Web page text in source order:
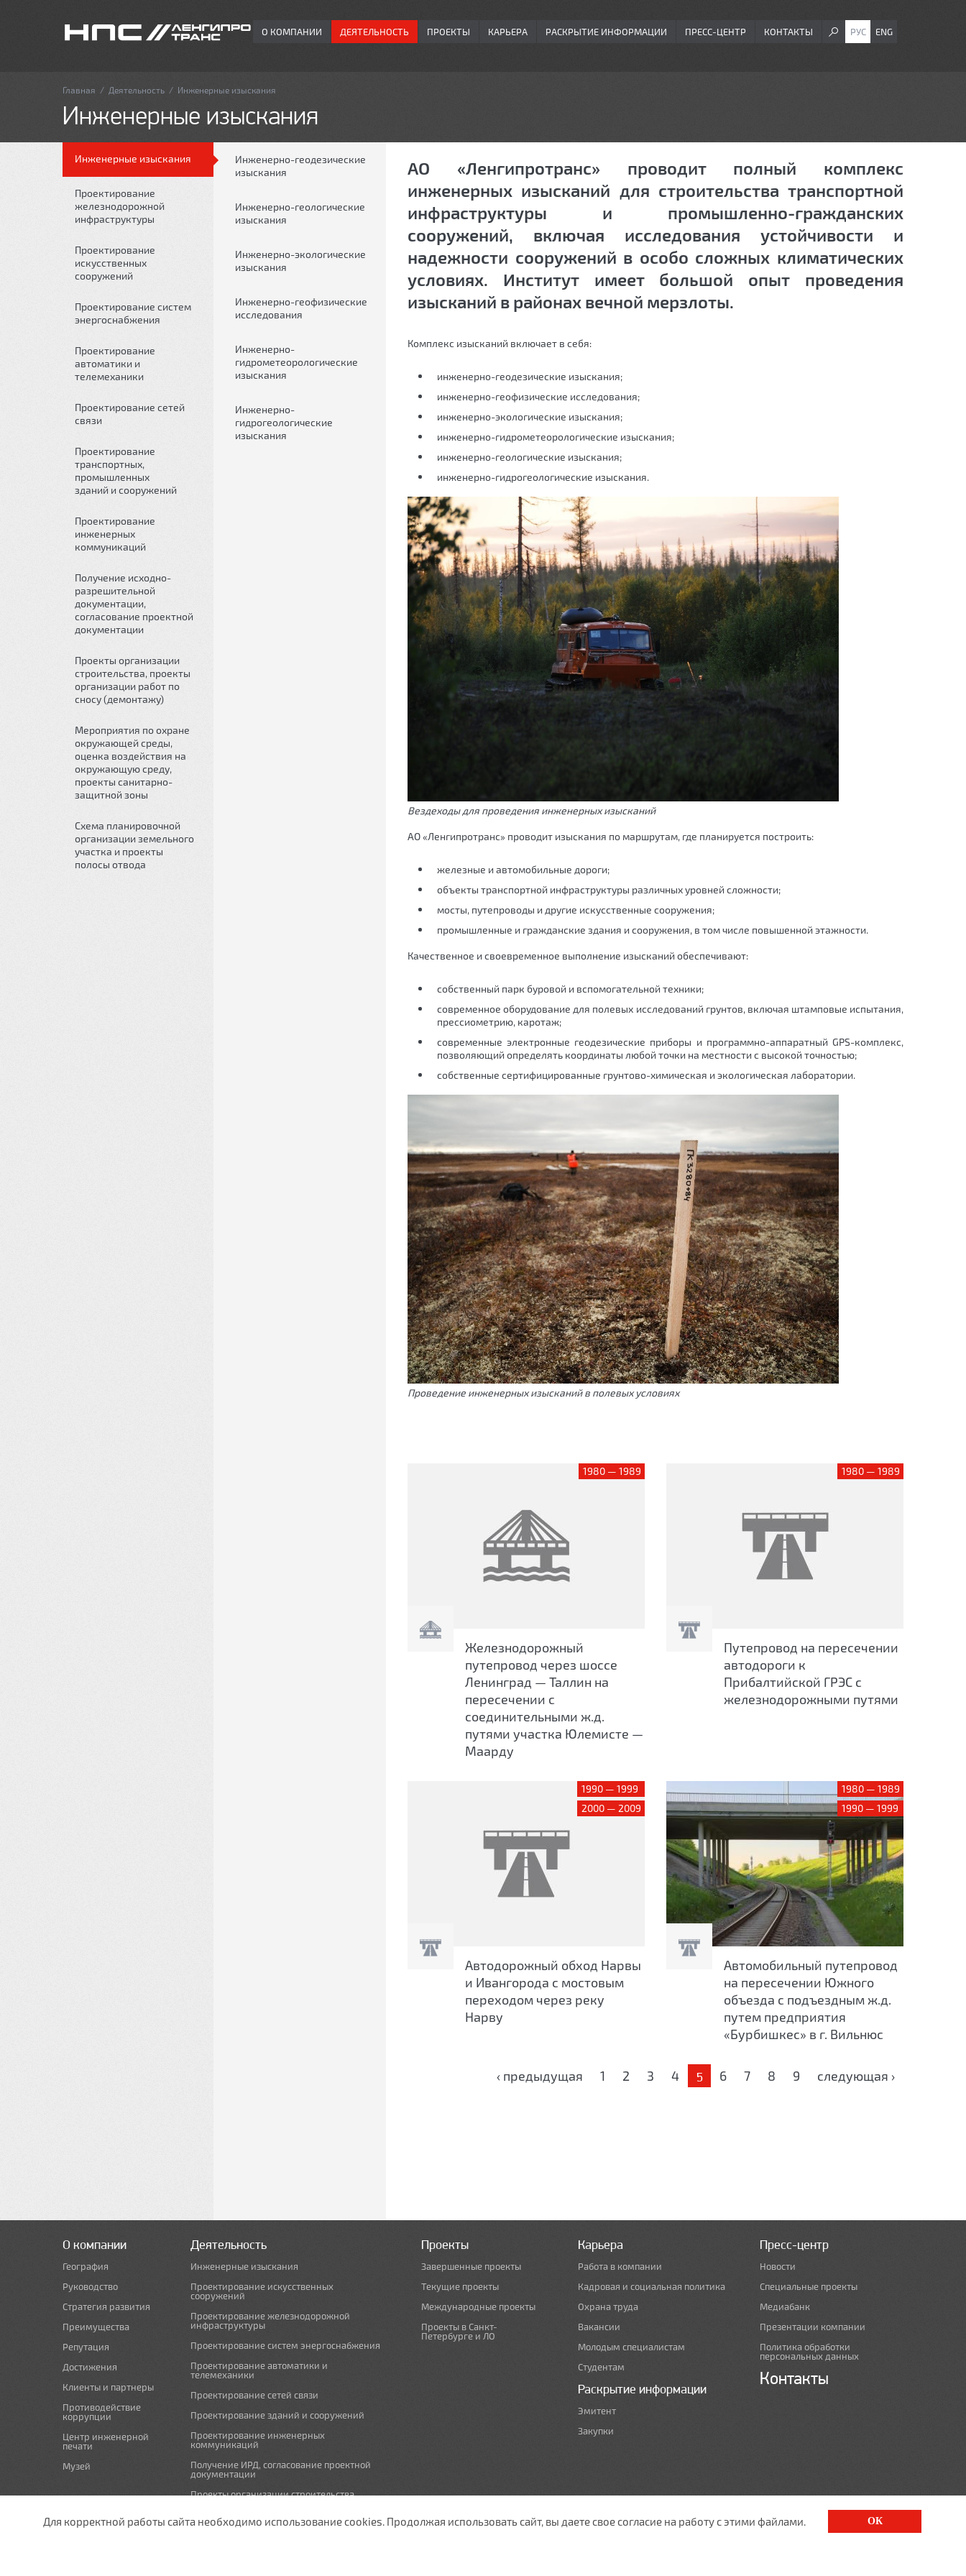
О КОМПАНИИ ДЕЯТЕЛЬНОСТЬ ПРОЕКТЫ КАРЬЕРА РАСКРЫТИЕ ИНФОРМАЦИИ ПРЕСС-ЦЕНТР КОНТАКТЫ РУС ENG
Главная / Деятельность / Инженерные изыскания
Инженерные изыскания
Инженерные изыскания
Проектирование
железнодорожной
инфраструктуры
Проектирование
искусственных
сооружений
Проектирование систем
энергоснабжения
Проектирование
автоматики и
телемеханики
Проектирование сетей
связи
Проектирование
транспортных,
промышленных
зданий и сооружений
Проектирование
инженерных
коммуникаций
Получение исходно-
разрешительной
документации,
согласование проектной
документации
Проекты организации
строительства, проекты
организации работ по
сносу (демонтажу)
Мероприятия по охране
окружающей среды,
оценка воздействия на
окружающую среду,
проекты санитарно-
защитной зоны
Схема планировочной
организации земельного
участка и проекты
полосы отвода
Инженерно-геодезические
изыскания
Инженерно-геологические
изыскания
Инженерно-экологические
изыскания
Инженерно-геофизические
исследования
Инженерно-
гидрометеорологические
изыскания
Инженерно-
гидрогеологические
изыскания
АО «Ленгипротранс» проводит полный комплекс
инженерных изысканий для строительства транспортной
инфраструктуры и промышленно-гражданских
сооружений, включая исследования устойчивости и
надежности сооружений в особо сложных климатических
условиях. Институт имеет большой опыт проведения
изысканий в районах вечной мерзлоты.
Комплекс изысканий включает в себя:
инженерно-геодезические изыскания;
инженерно-геофизические исследования;
инженерно-экологические изыскания;
инженерно-гидрометеорологические изыскания;
инженерно-геологические изыскания;
инженерно-гидрогеологические изыскания.
Вездеходы для проведения инженерных изысканий
АО «Ленгипротранс» проводит изыскания по маршрутам, где планируется построить:
железные и автомобильные дороги;
объекты транспортной инфраструктуры различных уровней сложности;
мосты, путепроводы и другие искусственные сооружения;
промышленные и гражданские здания и сооружения, в том числе повышенной этажности.
Качественное и своевременное выполнение изысканий обеспечивают:
собственный парк буровой и вспомогательной техники;
современное оборудование для полевых исследований грунтов, включая штамповые испытания,
прессиометрию, каротаж;
современные электронные геодезические приборы и программно-аппаратный GPS-комплекс,
позволяющий определять координаты любой точки на местности с высокой точностью;
собственные сертифицированные грунтово-химическая и экологическая лаборатории.
Проведение инженерных изысканий в полевых условиях
1980 — 1989
Железнодорожный
путепровод через шоссе
Ленинград — Таллин на
пересечении с
соединительными ж.д.
путями участка Юлемисте —
Маарду
1980 — 1989
Путепровод на пересечении
автодороги к
Прибалтийской ГРЭС с
железнодорожными путями
1990 — 1999
2000 — 2009
Автодорожный обход Нарвы
и Ивангорода с мостовым
переходом через реку
Нарву
1980 — 1989
1990 — 1999
Автомобильный путепровод
на пересечении Южного
объезда с подъездным ж.д.
путем предприятия
«Бурбишкес» в г. Вильнюс
‹ предыдущая 1 2 3 4 5 6 7 8 9 следующая ›
О компании
География
Руководство
Стратегия развития
Преимущества
Репутация
Достижения
Клиенты и партнеры
Противодействие
коррупции
Центр инженерной
печати
Музей
Деятельность
Инженерные изыскания
Проектирование искусственных
сооружений
Проектирование железнодорожной
инфраструктуры
Проектирование систем энергоснабжения
Проектирование автоматики и
телемеханики
Проектирование сетей связи
Проектирование зданий и сооружений
Проектирование инженерных
коммуникаций
Получение ИРД, согласование проектной
документации
Проекты организации строительства,
Проекты
Завершенные проекты
Текущие проекты
Международные проекты
Проекты в Санкт-
Петербурге и ЛО
Карьера
Работа в компании
Кадровая и социальная политика
Охрана труда
Вакансии
Молодым специалистам
Студентам
Раскрытие информации
Эмитент
Закупки
Пресс-центр
Новости
Специальные проекты
Медиабанк
Презентации компании
Политика обработки
персональных данных
Контакты
Для корректной работы сайта необходимо использование cookies. Продолжая использовать сайт, вы даете свое согласие на работу с этими файлами. ОК